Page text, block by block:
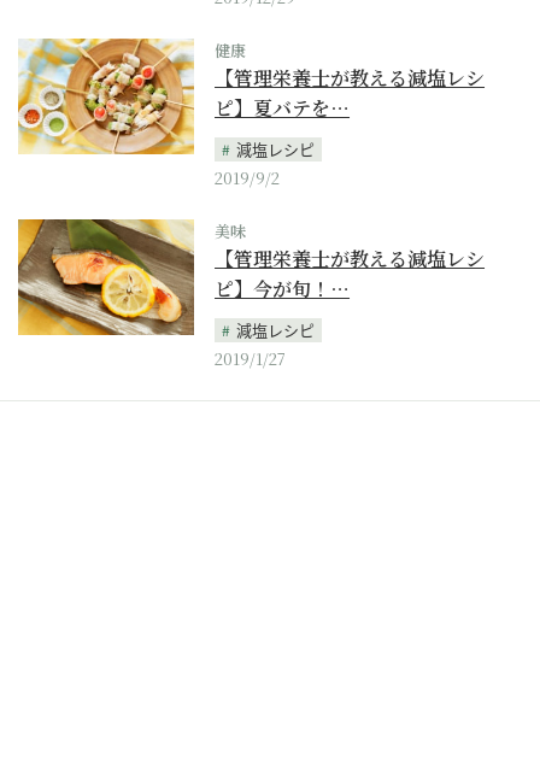
健康
【管理栄養士が教える減塩レシ
ピ】夏バテを…
減塩レシピ
2019/9/2
美味
【管理栄養士が教える減塩レシ
ピ】今が旬！…
減塩レシピ
2019/1/27